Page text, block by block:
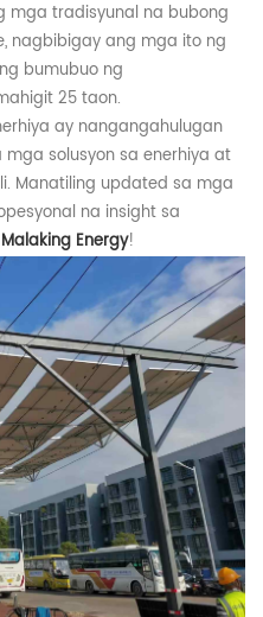
tradisyunal na bubong
nagbibigay ang mga ito ng
bumubuo ng
25 taon.
ay nangangahulugan
solusyon sa enerhiya at
Manatiling updated sa mga
na insight sa
Malaking Energy!